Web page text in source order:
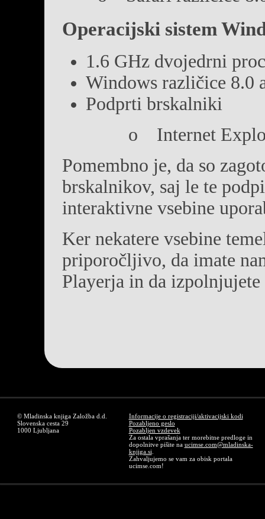
Operacijski sistem
1.6 GHz dvojedrni
Windows različice 8.0
Podprti brskalniki
o Internet Explorer
Pomembno je, da so
brskalnikov, saj le te
interaktivne vsebine
Ker nekatere vsebine
priporočljivo, da imate
Playerja in da izpolnjujete
© Mladinska knjiga Založba d.d.
Slovenska cesta 29
1000 Ljubljana
Informacije o registraciji/aktivacijski kodi
Pozabljeno geslo
Pozabljen vzdevek
Za ostala vprašanja ter morebitne predloge in
dopolnitve pišite na ucimse.com@mladinska-
knjiga.si
Zahvaljujemo se vam za obisk portala
ucimse.com!